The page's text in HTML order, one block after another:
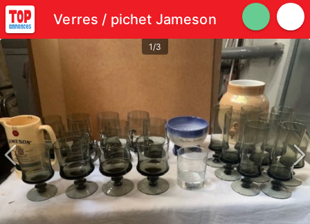
Verres / pichet Jameson
1/3